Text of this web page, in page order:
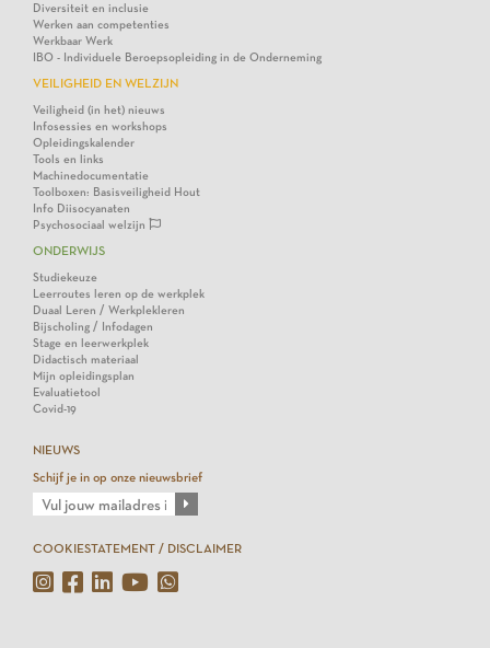
Diversiteit en inclusie
Werken aan competenties
Werkbaar Werk
IBO - Individuele Beroepsopleiding in de Onderneming
VEILIGHEID EN WELZIJN
Veiligheid (in het) nieuws
Infosessies en workshops
Opleidingskalender
Tools en links
Machinedocumentatie
Toolboxen: Basisveiligheid Hout
Info Diisocyanaten
Psychosociaal welzijn
ONDERWIJS
Studiekeuze
Leerroutes leren op de werkplek
Duaal Leren / Werkplekleren
Bijscholing / Infodagen
Stage en leerwerkplek
Didactisch materiaal
Mijn opleidingsplan
Evaluatietool
Covid-19
NIEUWS
Schijf je in op onze nieuwsbrief
COOKIESTATEMENT / DISCLAIMER